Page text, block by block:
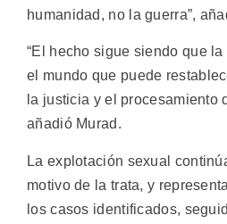
humanidad, no la guerra”,
“El hecho sigue siendo que
el mundo que puede
la justicia y el procesamiento
añadió Murad.
La explotación sexual
motivo de la trata, y
los casos identificados,